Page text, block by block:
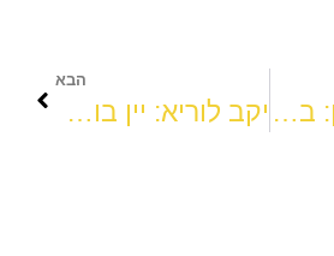
מסע יין בצפון: בר יין קסום, אוכל גלילי משובח, ונופים בלתי נשכחים
הבא
יקב לוריא: יין בוטיק במדרונות הגליל העליון